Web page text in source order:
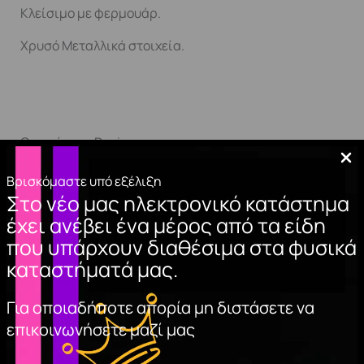
Βρισκόμαστε υπό εξέλιξη
Στο νέο μας ηλεκτρονικό κατάστημα
έχει ανέβει ένα μέρος από τα είδη
που υπάρχουν διαθέσιμα στα φυσικά
καταστήματά μας.
Για οποιαδήποτε απορία μη διστάσετε να
επικοινωνήσετε μαζί μας
Κλείσιμο με φερμουάρ.
Χρυσό Μεταλλικά στοιχεία.
Οικογένεια: Davina.
Επένδυση με εξατομικευμένο λογότυπο.
Εσωτερική τσέπη με φερμουάρ.
Αλυσίδα με γούρια διακοσμημένα με το λογότυπο.
Διαστάσεις: 23x24x4 εκ.
Ρυθμιζόμενη και αποσπώμενη λαβή, μήκος περ. 11,5
εκ.